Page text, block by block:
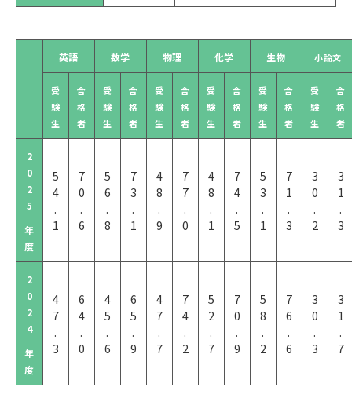
英語 数学 物理 化学 生物 小論文
受
験
生
合
格
者
受
験
生
合
格
者
受
験
生
合
格
者
受
験
生
合
格
者
受
験
生
合
格
者
受
験
生
合
格
者
2
0
2
5
年
度
5
4
.
1
7
0
.
6
5
6
.
8
7
3
.
1
4
8
.
9
7
7
.
0
4
8
.
1
7
4
.
5
5
3
.
1
7
1
.
3
3
0
.
2
3
1
.
3
2
0
2
4
年
度
4
7
.
3
6
4
.
0
4
5
.
6
6
5
.
9
4
7
.
7
7
4
.
2
5
2
.
7
7
0
.
9
5
8
.
2
7
6
.
6
3
0
.
3
3
1
.
7